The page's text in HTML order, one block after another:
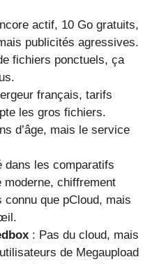
actif, 10 Go gratuits,
publicités agressives.
fichiers ponctuels, ça
français, tarifs
les gros fichiers.
d’âge, mais le service
dans les comparatifs
moderne, chiffrement
que pCloud, mais
: Pas du cloud, mais
de Megaupload